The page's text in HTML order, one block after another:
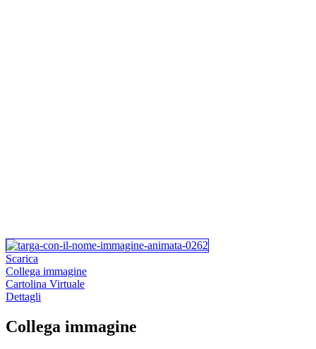
Scarica
Collega immagine
Cartolina Virtuale
Dettagli
Collega immagine